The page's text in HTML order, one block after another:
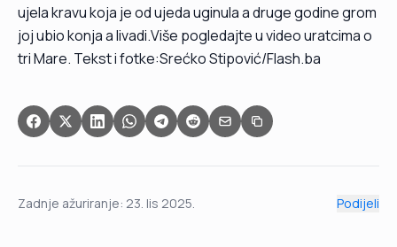
ujela kravu koja je od ujeda uginula a druge godine grom
joj ubio konja a livadi.Više pogledajte u video uratcima o
tri Mare. Tekst i fotke:Srećko Stipović/Flash.ba
Zadnje ažuriranje: 23. lis 2025. Podijeli